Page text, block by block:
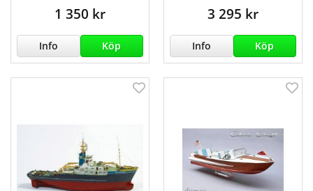
1 350 kr
Info Köp
3 295 kr
Info Köp